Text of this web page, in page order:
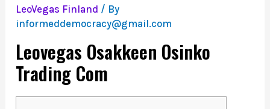
LeoVegas Finland / By
informeddemocracy@gmail.com
Leovegas Osakkeen Osinko
Trading Com